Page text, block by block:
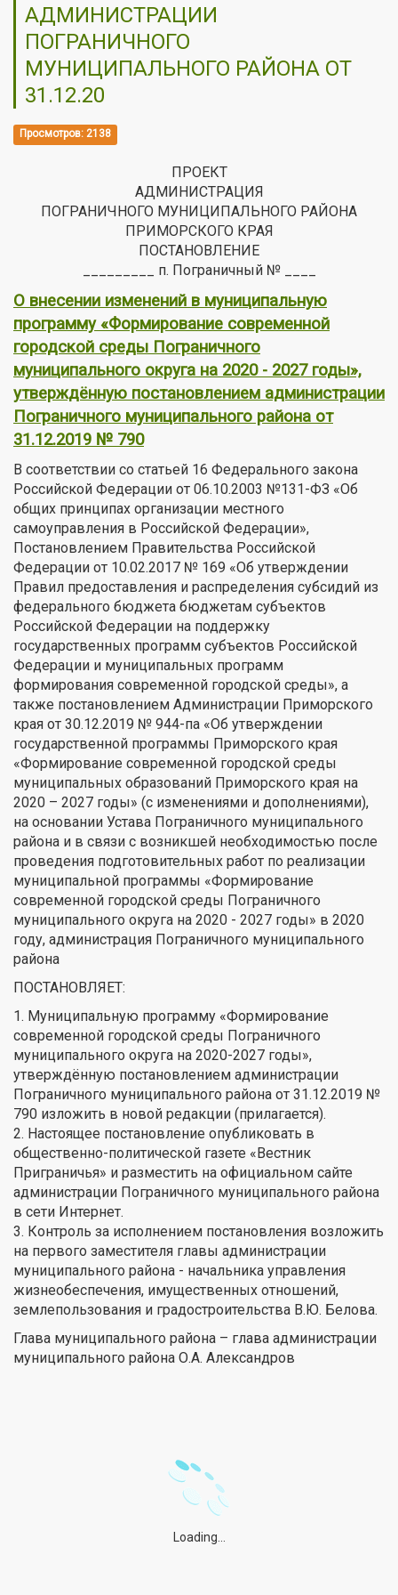
АДМИНИСТРАЦИИ
ПОГРАНИЧНОГО
МУНИЦИПАЛЬНОГО РАЙОНА ОТ
31.12.20
Просмотров: 2138
ПРОЕКТ
АДМИНИСТРАЦИЯ
ПОГРАНИЧНОГО МУНИЦИПАЛЬНОГО РАЙОНА
ПРИМОРСКОГО КРАЯ
ПОСТАНОВЛЕНИЕ
_________ п. Пограничный № ____
О внесении изменений в муниципальную
программу «Формирование современной
городской среды Пограничного
муниципального округа на 2020 - 2027 годы»,
утверждённую постановлением администрации
Пограничного муниципального района от
31.12.2019 № 790
В соответствии со статьей 16 Федерального закона
Российской Федерации от 06.10.2003 №131-ФЗ «Об
общих принципах организации местного
самоуправления в Российской Федерации»,
Постановлением Правительства Российской
Федерации от 10.02.2017 № 169 «Об утверждении
Правил предоставления и распределения субсидий из
федерального бюджета бюджетам субъектов
Российской Федерации на поддержку
государственных программ субъектов Российской
Федерации и муниципальных программ
формирования современной городской среды», а
также постановлением Администрации Приморского
края от 30.12.2019 № 944-па «Об утверждении
государственной программы Приморского края
«Формирование современной городской среды
муниципальных образований Приморского края на
2020 – 2027 годы» (с изменениями и дополнениями),
на основании Устава Пограничного муниципального
района и в связи с возникшей необходимостью после
проведения подготовительных работ по реализации
муниципальной программы «Формирование
современной городской среды Пограничного
муниципального округа на 2020 - 2027 годы» в 2020
году, администрация Пограничного муниципального
района
ПОСТАНОВЛЯЕТ:
1. Муниципальную программу «Формирование
современной городской среды Пограничного
муниципального округа на 2020-2027 годы»,
утверждённую постановлением администрации
Пограничного муниципального района от 31.12.2019 №
790 изложить в новой редакции (прилагается).
2. Настоящее постановление опубликовать в
общественно-политической газете «Вестник
Приграничья» и разместить на официальном сайте
администрации Пограничного муниципального района
в сети Интернет.
3. Контроль за исполнением постановления возложить
на первого заместителя главы администрации
муниципального района - начальника управления
жизнеобеспечения, имущественных отношений,
землепользования и градостроительства В.Ю. Белова.
Глава муниципального района – глава администрации
муниципального района О.А. Александров
Loading...